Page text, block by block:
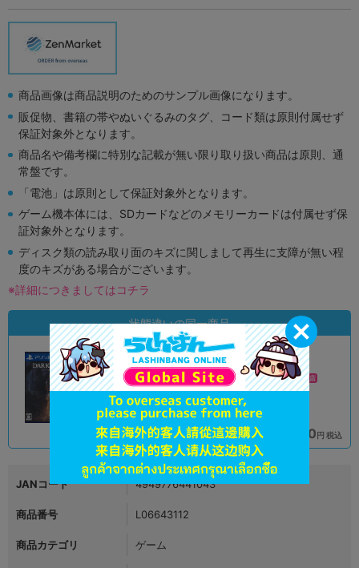
商品画像は商品説明のためのサンプル画像になります。
販促物、書籍の帯やぬいぐるみのタグ、コード類は原則付属せず
保証対象外となります。
商品名や備考欄に特別な記載が無い限り取り扱い商品は原則、通
常盤です。
「電池」は原則として保証対象外となります。
ゲーム機本体には、SDカードなどのメモリーカードは付属せず保
証対象外となります。
ディスク類の読み取り面のキズに関しまして再生に支障が無い程
度のキズがある場合がございます。
※詳細につきましてはコチラ
状態違いの同一商品
状態 :
オンライン
品切状態 2,090円 税込
状態 :A
スマーク伊勢崎店
在庫あり 2,290 円 税込
JANコード 4949776441043
商品番号 L06643112
商品カテゴリ ゲーム